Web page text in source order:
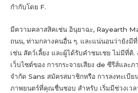
กำกับโดย F.
มีความคลาสสิคเช่น อินุยาฉะ, Rayearth
ถนน, ท่ามกลางคนอื่น ๆ. และแน่นอนว่ายังมี
เช่น สัตว์เลี้ยง และผู้ได้รับคำชมเชย ไม่มีที่ติ
เว็บไซต์ของ การกระจายเสียง de ซีรีส์และ
จำกัด Sans สมัครสมาชิกหรือ การลงทะเบีย
ภาพยนตร์ที่คุณชื่นชอบ สำหรับ เริ่มมีช่วงเว